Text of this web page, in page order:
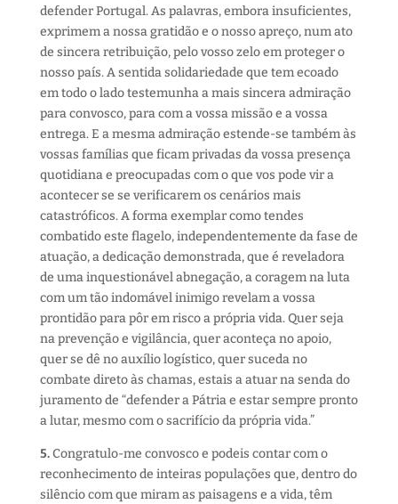
defender Portugal. As palavras, embora insuficientes,
exprimem a nossa gratidão e o nosso apreço, num ato
de sincera retribuição, pelo vosso zelo em proteger o
nosso país. A sentida solidariedade que tem ecoado
em todo o lado testemunha a mais sincera admiração
para convosco, para com a vossa missão e a vossa
entrega. E a mesma admiração estende-se também às
vossas famílias que ficam privadas da vossa presença
quotidiana e preocupadas com o que vos pode vir a
acontecer se se verificarem os cenários mais
catastróficos. A forma exemplar como tendes
combatido este flagelo, independentemente da fase de
atuação, a dedicação demonstrada, que é reveladora
de uma inquestionável abnegação, a coragem na luta
com um tão indomável inimigo revelam a vossa
prontidão para pôr em risco a própria vida. Quer seja
na prevenção e vigilância, quer aconteça no apoio,
quer se dê no auxílio logístico, quer suceda no
combate direto às chamas, estais a atuar na senda do
juramento de “defender a Pátria e estar sempre pronto
a lutar, mesmo com o sacrifício da própria vida.”
5.Congratulo-me convosco e podeis contar com o
reconhecimento de inteiras populações que, dentro do
silêncio com que miram as paisagens e a vida, têm